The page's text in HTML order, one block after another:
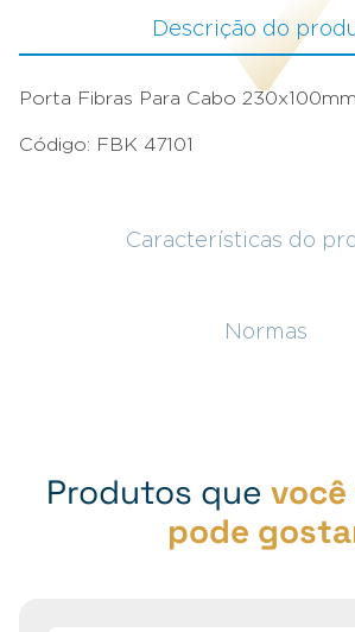
Descrição do
Características do
Normas
Porta Fibras Para Cabo 230x100mm.
Código: FBK 47101
Produtos que
pode